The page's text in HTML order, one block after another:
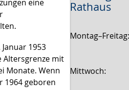
eine
1953
Altersgrenze mit
Monate. Wenn
1964 geboren
Rathaus
Mittwoch: